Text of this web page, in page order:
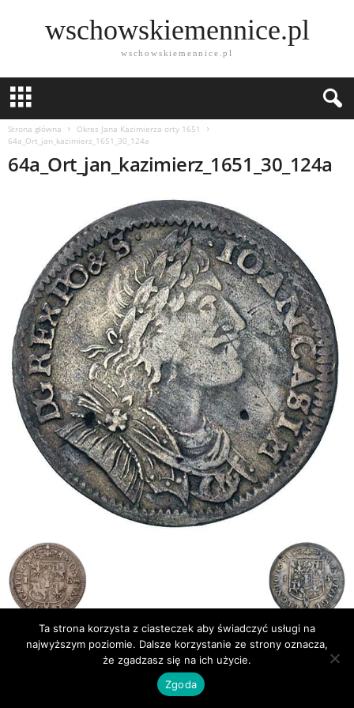
wschowskiemennice.pl
wschowskiemennice.pl
Strona główna
Okres Jana Kazimierza orty 1651
64a_Ort_jan_kazimierz_1651_30_124a
64a_Ort_jan_kazimierz_1651_30_124a
Publikacje
Bibliografia
© Newsmag WordPress Theme by TagDiv
Ta strona korzysta z ciasteczek aby świadczyć usługi na
najwyższym poziomie. Dalsze korzystanie ze strony oznacza,
że zgadzasz się na ich użycie.
Zgoda